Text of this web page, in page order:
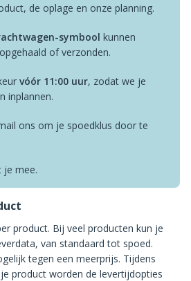
de oplage en onze planning.
symbool kunnen
of verzonden.
vóór 11:00 uur, zodat we je
inplannen.
ons om je spoedklus door te
je mee.
product. Bij veel producten kun je
van standaard tot spoed.
tegen een meerprijs. Tijdens
product worden de levertijdopties